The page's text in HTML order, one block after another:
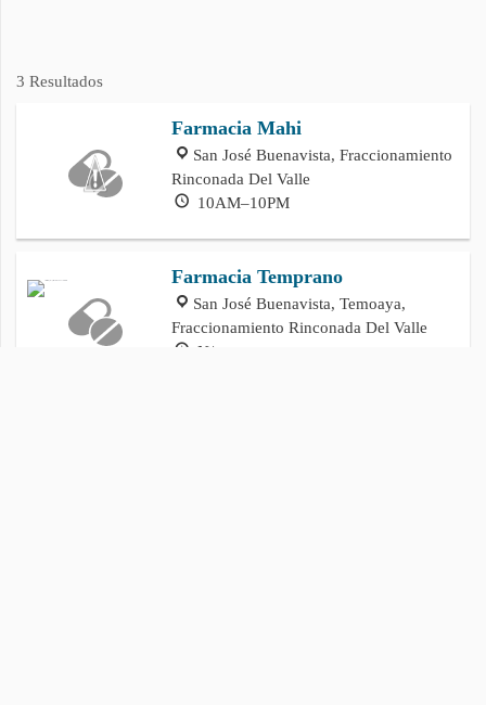
3 Resultados
Farmacia Mahi
San José Buenavista, Fraccionamiento
Rinconada Del Valle
10AM–10PM
Farmacia Temprano
San José Buenavista, Temoaya,
Fraccionamiento Rinconada Del Valle
N/a